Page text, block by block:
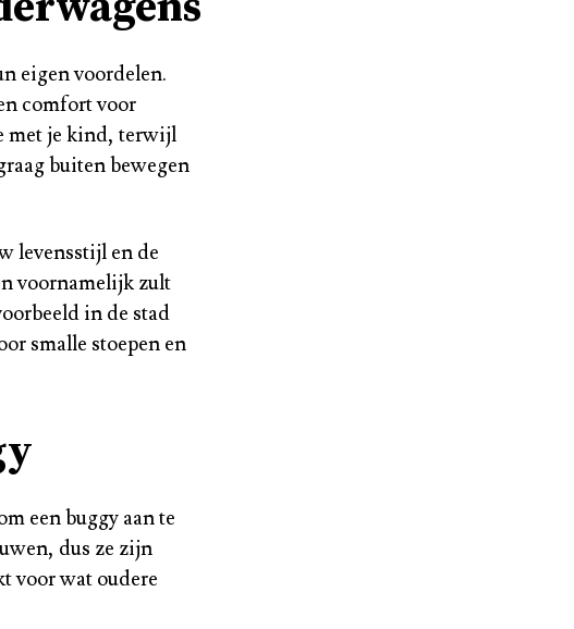
eigen voordelen.
comfort voor
met je kind, terwijl
buiten bewegen
levensstijl en de
voornamelijk zult
in de stad
smalle stoepen en
een buggy aan te
dus ze zijn
voor wat oudere